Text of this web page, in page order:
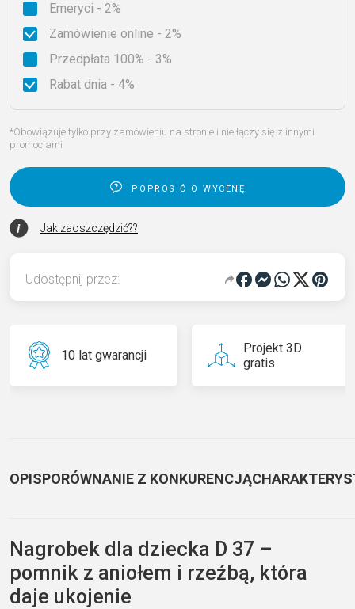
Emeryci - 2%
Zamówienie online - 2%
Przedpłata 100% - 3%
Rabat dnia - 4%
*Obowiązuje tylko przy zamówieniu na stronie i nie łączy się z innymi
promocjami
poprosić o wycenę
Jak zaoszczędzić??
Udostępnij przez:
10 lat gwarancji
Projekt 3D
gratis
OPISPORÓWNANIE Z KONKURENCJĄ
Nagrobek dla dziecka D 37 –
pomnik z aniołem i rzeźbą, która
daje ukojenie